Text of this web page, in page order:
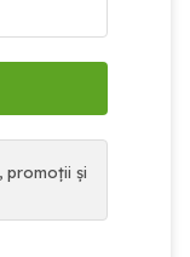
promoții și